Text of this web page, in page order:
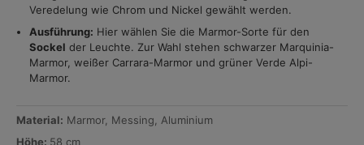
Veredelung wie Chrom und Nickel gewählt werden.
Ausführung: Hier wählen Sie die Marmor-Sorte für den
Sockel der Leuchte. Zur Wahl stehen schwarzer Marquinia-
Marmor, weißer Carrara-Marmor und grüner Verde Alpi-
Marmor.
Material: Marmor, Messing, Aluminium
Höhe: 58 cm